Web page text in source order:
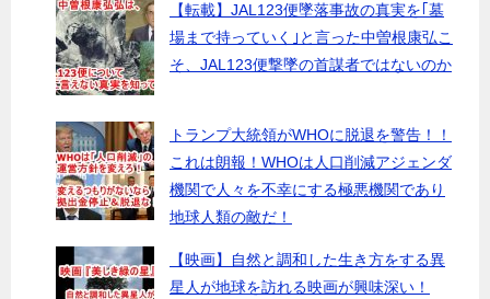
【転載】JAL123便墜落事故の真実を｢墓
場まで持っていく｣と言った中曽根康弘こ
そ、JAL123便撃墜の首謀者ではないのか
トランプ大統領がWHOに脱退を警告！！
これは朗報！WHOは人口削減アジェンダ
機関で人々を不幸にする極悪機関であり
地球人類の敵だ！
【映画】自然と調和した生き方をする異
星人が地球を訪れる映画が興味深い！